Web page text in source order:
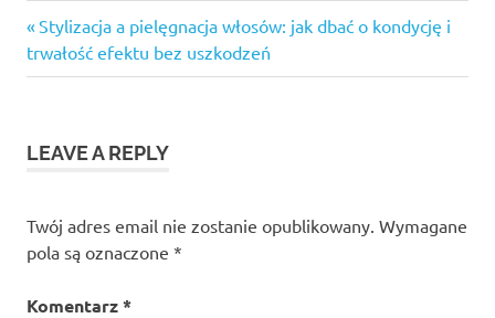
Nawigacja
wpisu
Previous
Post:
Stylizacja a pielęgnacja włosów: jak dbać o kondycję i
trwałość efektu bez uszkodzeń
LEAVE A REPLY
Twój adres email nie zostanie opublikowany. Wymagane
pola są oznaczone *
Komentarz*